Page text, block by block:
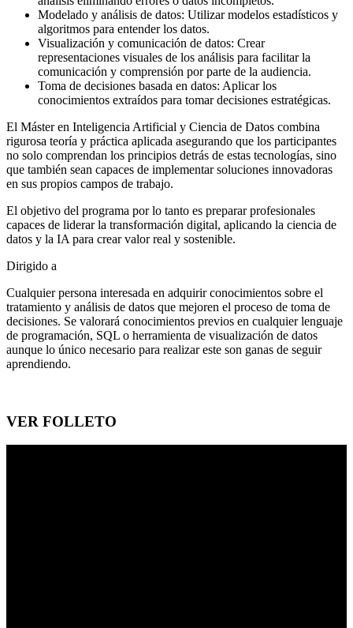
Modelado y análisis de datos: Utilizar modelos estadísticos y
algoritmos para entender los datos.
Visualización y comunicación de datos: Crear
representaciones visuales de los análisis para facilitar la
comunicación y comprensión por parte de la audiencia.
Toma de decisiones basada en datos: Aplicar los
conocimientos extraídos para tomar decisiones estratégicas.
El Máster en Inteligencia Artificial y Ciencia de Datos combina
rigurosa teoría y práctica aplicada asegurando que los participantes
no solo comprendan los principios detrás de estas tecnologías, sino
que también sean capaces de implementar soluciones innovadoras
en sus propios campos de trabajo.
El objetivo del programa por lo tanto es preparar profesionales
capaces de liderar la transformación digital, aplicando la ciencia de
datos y la IA para crear valor real y sostenible.
Dirigido a
Cualquier persona interesada en adquirir conocimientos sobre el
tratamiento y análisis de datos que mejoren el proceso de toma de
decisiones. Se valorará conocimientos previos en cualquier lenguaje
de programación, SQL o herramienta de visualización de datos
aunque lo único necesario para realizar este son ganas de seguir
aprendiendo.
VER FOLLETO